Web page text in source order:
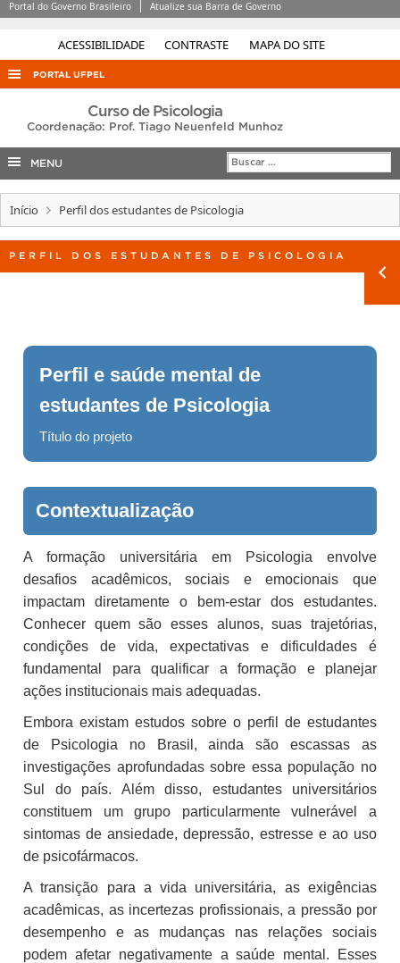
ACESSIBILIDADE CONTRASTE MAPA DO SITE
Portal do Governo Brasileiro Atualize sua Barra de Governo
PORTAL UFPEL
ACESSO À INFORMAÇÃO
AUDITORIA
COBALTO
CONCURSOS
EDITAIS
INTERNACIONAL
TELEFONES
Curso de Psicologia
Coordenação: Prof. Tiago Neuenfeld Munhoz
MENU
Início Perfil dos estudantes de Psicologia
PERFIL DOS ESTUDANTES DE PSICOLOGIA
Perfil e saúde mental de
estudantes de Psicologia
Título do projeto
Contextualização
A formação universitária em Psicologia envolve
desafios acadêmicos, sociais e emocionais que
impactam diretamente o bem-estar dos estudantes.
Conhecer quem são esses alunos, suas trajetórias,
condições de vida, expectativas e dificuldades é
fundamental para qualificar a formação e planejar
ações institucionais mais adequadas.
Embora existam estudos sobre o perfil de estudantes
de Psicologia no Brasil, ainda são escassas as
investigações aprofundadas sobre essa população no
Sul do país. Além disso, estudantes universitários
constituem um grupo particularmente vulnerável a
sintomas de ansiedade, depressão, estresse e ao uso
de psicofármacos.
A transição para a vida universitária, as exigências
acadêmicas, as incertezas profissionais, a pressão por
desempenho e as mudanças nas relações sociais
podem afetar negativamente a saúde mental. Esses